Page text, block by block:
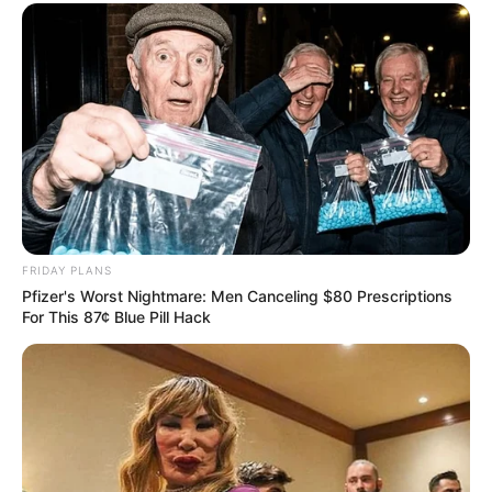
Σύμφωνα με την παρουσίαση, οι περισσότεροι σταθμοί
FSRU σε κόλπους βρίσκονται σε μεγάλης έκτασης
κόλπους, μακριά από κατοικημένες περιοχές, γεγονός
που ελαχιστοποιεί την επίδραση στον πληθυσμό και τα
οικοσυστήματα.
Οι σταθμοί που βρίσκονται σε λιμάνια της Χάβρης και
του Φερόλ είναι τοποθετημένοι σε περιοχές με ήδη
υποβαθμισμένα υδάτινα οικοσυστήματα καθώς
αποτελούν μεγάλα λιμάνια.
Οι σταθμοί σε ποτάμια στη Γερμανία και την Αργεντινή
βρίσκονται κοντά σε εκβολές στον Ατλαντικό Ωκεανό,
όπου τα οικοσυστήματα έχουν μεγαλύτερη
Η παρουσίαση καταλήγει πως «
μέτρων ασφαλείας και περιβαλλοντικών όρων την
αναλαμβάνει ο επενδυτής. Τον έλεγχο της τήρησης
των μέτρων ασφαλείας και περιβαλλοντικών όρων
θα αναλάβουν τα υπουργεία και οι αρμόδιες
FRIDAY PLANS
Pfizer's Worst Nightmare: Men Canceling $80 Prescriptions
For This 87¢ Blue Pill Hack